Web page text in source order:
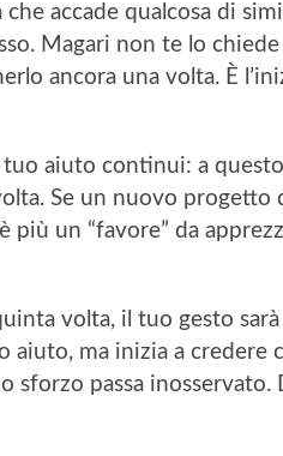
che accade qualcosa di
Magari non te lo
ancora una volta. È
aiuto continui: a
Se un nuovo progetto
un “favore” da
volta, il tuo gesto
ma inizia a credere
sforzo passa inosservato.